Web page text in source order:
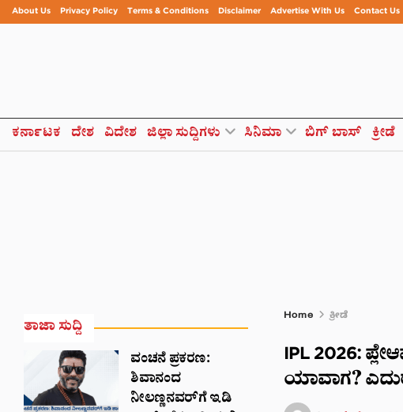
About Us Privacy Policy Terms & Conditions Disclaimer Advertise With Us Contact Us
ಕರ್ನಾಟಕ ದೇಶ ವಿದೇಶ ಜಿಲ್ಲಾ ಸುದ್ದಿಗಳು ಸಿನಿಮಾ ಬಿಗ್ ಬಾಸ್ ಕ್ರೀಡೆ
Home ಕ್ರೀಡೆ
IPL 2026:
ಯಾವಾಗ?
ತಾಜಾ ಸುದ್ದಿ
ವಂಚನೆ ಪ್ರಕರಣ:
ಶಿವಾನಂದ
ನೀಲಣ್ಣನವರ್​​ಗೆ ಇಡಿ